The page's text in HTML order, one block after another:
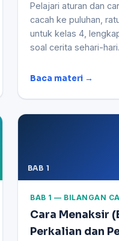
Pelajari aturan dan
cacah ke puluhan,
untuk kelas 4,
soal cerita sehari-hari.
Baca materi →
BAB 1
BAB 1 — BILANGAN
Cara Menaksir
Perkalian dan